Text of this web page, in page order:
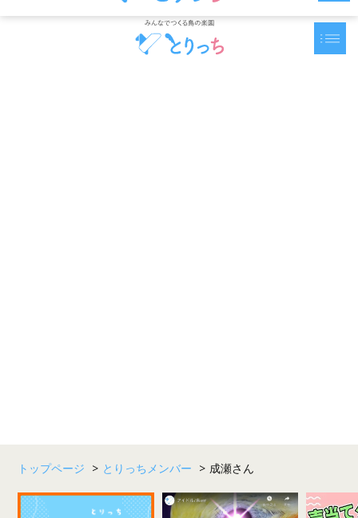
トップページ > とりっちメンバー > 成瀬さん